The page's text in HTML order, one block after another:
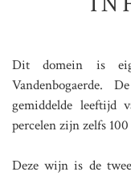
Dit domein is
Vandenbogaerde.
gemiddelde leeftijd
percelen zijn zelfs 100
Deze wijn is de